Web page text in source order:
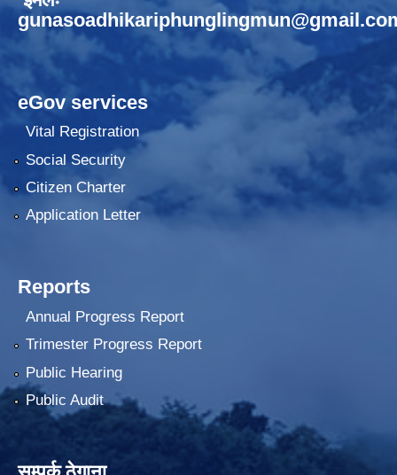
eGov services
Vital Registration
Social Security
Citizen Charter
Application Letter
Reports
Annual Progress Report
Trimester Progress Report
Public Hearing
Public Audit